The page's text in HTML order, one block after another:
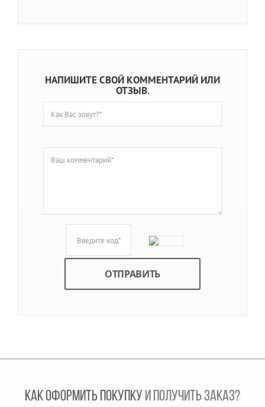
НАПИШИТЕ СВОЙ КОММЕНТАРИЙ ИЛИ
ОТЗЫВ.
КАК ОФОРМИТЬ ПОКУПКУ И ПОЛУЧИТЬ ЗАКАЗ?